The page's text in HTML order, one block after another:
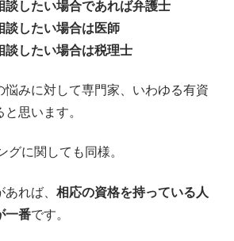
談したい場合であれば弁護士
談したい場合は医師
談したい場合は税理士
悩みに対して専門家、いわゆる有資
思います。
グに関しても同様。
れば、 相応の資格を持っている人
一番です。